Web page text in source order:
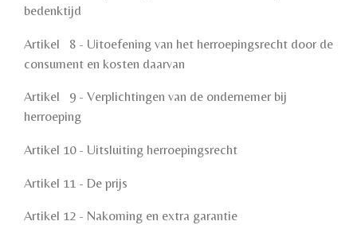
bedenktijd
Artikel
8 - Uitoefening van het herroepingsrecht door de
consument en kosten daarvan
Artikel
9 - Verplichtingen van de ondernemer bij
herroeping
Artikel 10 - Uitsluiting herroepingsrecht
Artikel 11 - De prijs
Artikel 12 - Nakoming en extra garantie